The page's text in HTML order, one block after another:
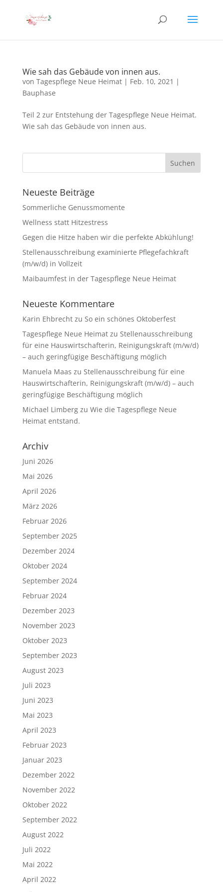
Wie sah das Gebäude von innen aus.
von Tagespflege Neue Heimat| Feb. 10, 2021 |
Bauphase
Teil 2 zur Entstehung der Tagespflege Neue Heimat.
Wie sah das Gebäude von innen aus.
Neueste Beiträge
Sommerliche Genussmomente
Wellness statt Hitzestress
Gegen die Hitze haben wir die perfekte Abkühlung!
Stellenausschreibung examinierte Pflegefachkraft
(m/w/d) in Vollzeit
Maibaumfest in der Tagespflege Neue Heimat
Neueste Kommentare
Karin Ehbrechtzu So ein schönes Oktoberfest
Tagespflege Neue Heimatzu Stellenausschreibung
für eine Hauswirtschafterin, Reinigungskraft (m/w/d)
– auch geringfügige Beschäftigung möglich
Manuela Maas zu Stellenausschreibung für eine
Hauswirtschafterin, Reinigungskraft (m/w/d) – auch
geringfügige Beschäftigung möglich
Michael Limbergzu Wie die Tagespflege Neue
Heimat entstand.
Archiv
Juni 2026
Mai 2026
April 2026
März 2026
Februar 2026
September 2025
Dezember 2024
Oktober 2024
September 2024
Februar 2024
Dezember 2023
November 2023
Oktober 2023
September 2023
August 2023
Juli 2023
Juni 2023
Mai 2023
April 2023
Februar 2023
Januar 2023
Dezember 2022
November 2022
Oktober 2022
September 2022
August 2022
Juli 2022
Mai 2022
April 2022